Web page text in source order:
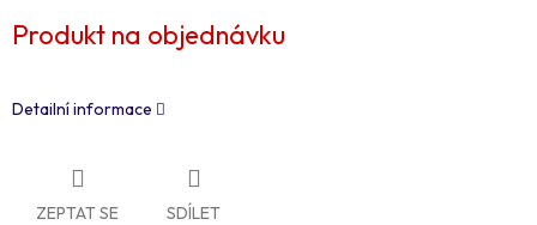
Produkt na objednávku
Detailní informace
ZEPTAT SE SDÍLET